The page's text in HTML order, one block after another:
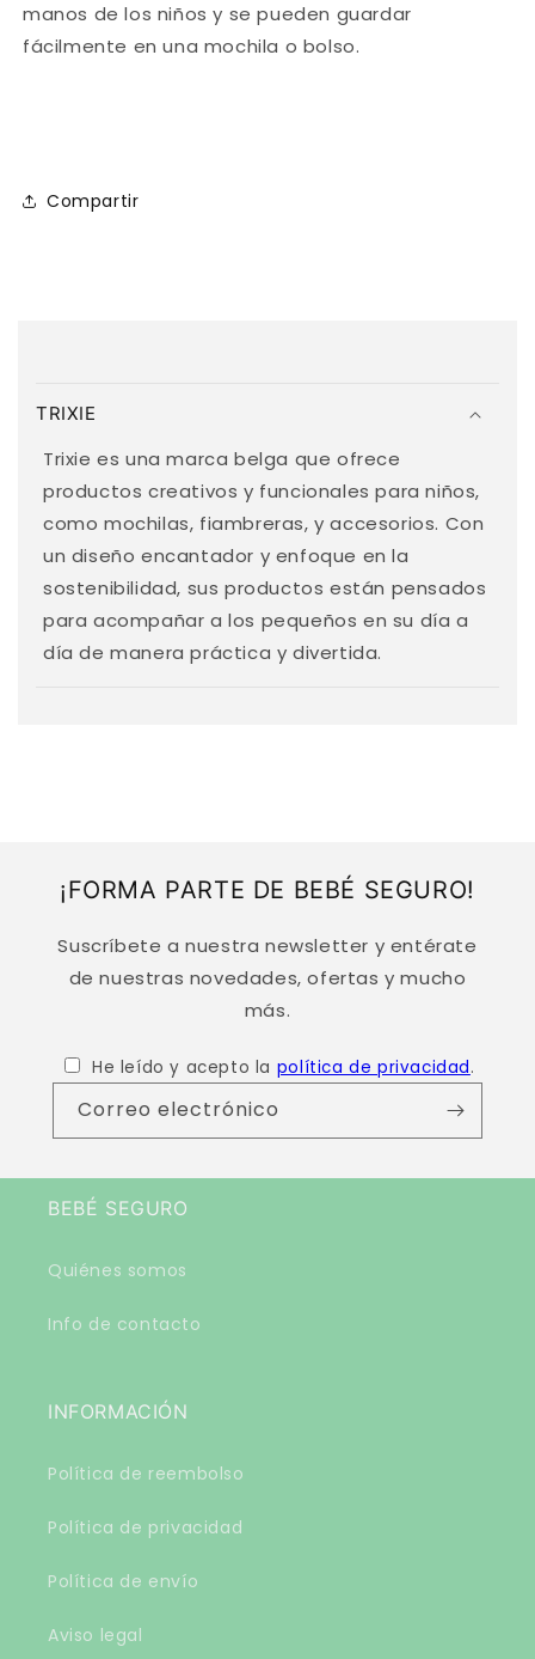
manos de los niños y se pueden guardar
fácilmente en una mochila o bolso.
Compartir
n
e
n
d
o
d
TRIXIE
Trixie es una marca belga que ofrece
productos creativos y funcionales para niños,
como mochilas, fiambreras, y accesorios. Con
un diseño encantador y enfoque en la
sostenibilidad, sus productos están pensados
para acompañar a los pequeños en su día a
día de manera práctica y divertida.
¡FORMA PARTE DE BEBÉ SEGURO!
Suscríbete a nuestra newsletter y entérate
de nuestras novedades, ofertas y mucho
más.
He leído y acepto la política de privacidad.
Correo electrónico
BEBÉ SEGURO
Quiénes somos
Info de contacto
INFORMACIÓN
Política de reembolso
Política de privacidad
Política de envío
Aviso legal